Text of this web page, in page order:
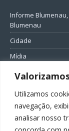
Utilizamos
navegação,
analisar nosso
Informe
Blumenau
Cidade
Mídia
Entretenimento
Política